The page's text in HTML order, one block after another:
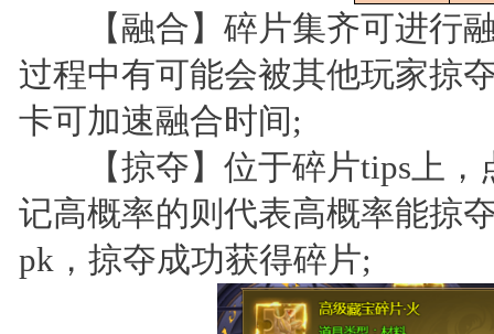
【融合】碎片集齐可进行融
过程中有可能会被其他玩家掠
卡可加速融合时间;
【掠夺】位于碎片tips上，
记高概率的则代表高概率能掠
pk，掠夺成功获得碎片;